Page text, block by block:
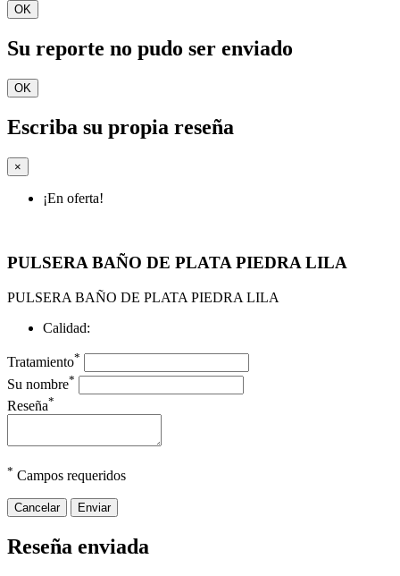
OK
Su reporte no pudo ser enviado
OK
Escriba su propia reseña
×
¡En oferta!
PULSERA BAÑO DE PLATA PIEDRA LILA
PULSERA BAÑO DE PLATA PIEDRA LILA
Calidad:
Tratamiento*
Su nombre*
Reseña*
* Campos requeridos
Cancelar Enviar
Reseña enviada